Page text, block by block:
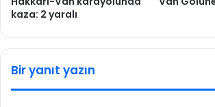
kaza: 2 yaralı
Bir yanıt yazın